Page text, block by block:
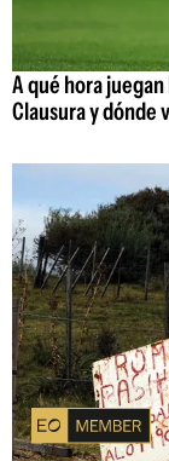
A qué hora
Clausura y dónde